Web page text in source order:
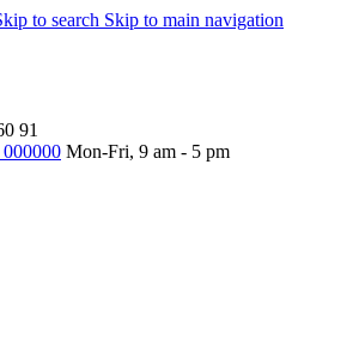
to search Skip to main navigation
91
Mon-Fri, 9 am - 5 pm